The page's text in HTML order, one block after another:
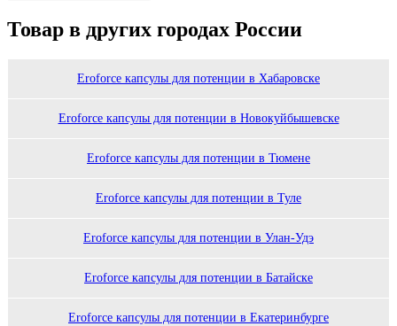
Товар в других городах России
Eroforce капсулы для потенции в Хабаровске
Eroforce капсулы для потенции в Новокуйбышевске
Eroforce капсулы для потенции в Тюмене
Eroforce капсулы для потенции в Туле
Eroforce капсулы для потенции в Улан-Удэ
Eroforce капсулы для потенции в Батайске
Eroforce капсулы для потенции в Екатеринбурге